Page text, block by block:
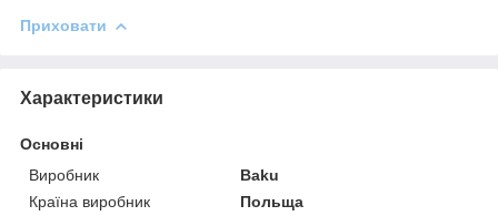
Приховати
Характеристики
Основні
Виробник
Baku
Країна виробник
Польща